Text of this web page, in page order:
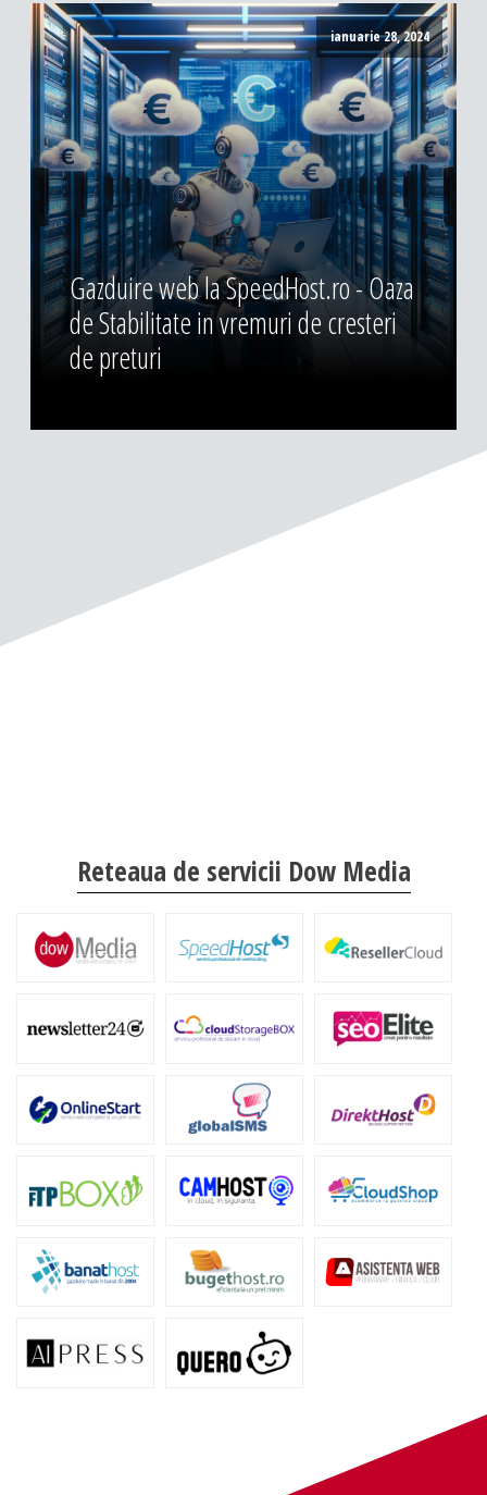
ianuarie 28, 2024
Gazduire web la SpeedHost.ro - Oaza
de Stabilitate in vremuri de cresteri
de preturi
Reteaua de servicii Dow Media